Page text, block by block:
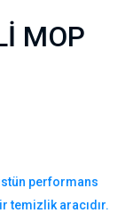
MOP
performans
temizlik aracıdır.